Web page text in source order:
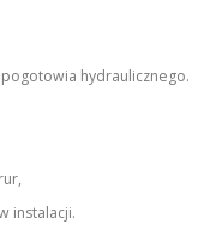
pogotowia hydraulicznego.
instalacji.